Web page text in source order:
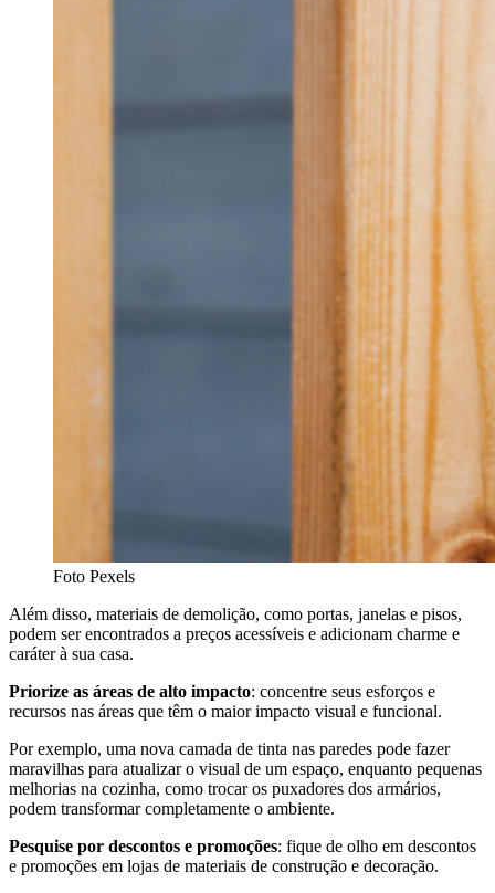
Foto Pexels
Além disso, materiais de demolição, como portas, janelas e pisos,
podem ser encontrados a preços acessíveis e adicionam charme e
caráter à sua casa.
Priorize as áreas de alto impacto: concentre seus esforços e
recursos nas áreas que têm o maior impacto visual e funcional.
Por exemplo, uma nova camada de tinta nas paredes pode fazer
maravilhas para atualizar o visual de um espaço, enquanto pequenas
melhorias na cozinha, como trocar os puxadores dos armários,
podem transformar completamente o ambiente.
Pesquise por descontos e promoções: fique de olho em descontos
e promoções em lojas de materiais de construção e decoração.